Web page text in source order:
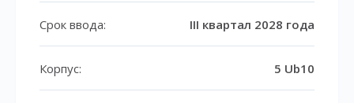
Срок ввода: III квартал 2028 года
Корпус: 5 Ub10